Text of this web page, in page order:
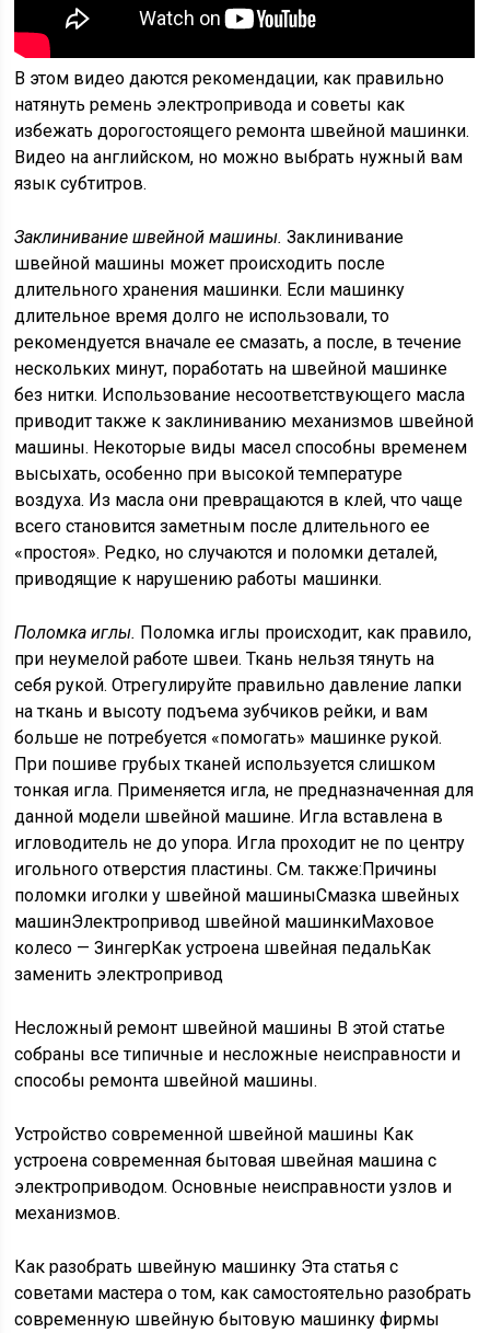
В этом видео даются рекомендации, как правильно
натянуть ремень электропривода и советы как
избежать дорогостоящего ремонта швейной машинки.
Видео на английском, но можно выбрать нужный вам
язык субтитров.
Заклинивание швейной машины. Заклинивание
швейной машины может происходить после
длительного хранения машинки. Если машинку
длительное время долго не использовали, то
рекомендуется вначале ее смазать, а после, в течение
нескольких минут, поработать на швейной машинке
без нитки. Использование несоответствующего масла
приводит также к заклиниванию механизмов швейной
машины. Некоторые виды масел способны временем
высыхать, особенно при высокой температуре
воздуха. Из масла они превращаются в клей, что чаще
всего становится заметным после длительного ее
«простоя». Редко, но случаются и поломки деталей,
приводящие к нарушению работы машинки.
Поломка иглы. Поломка иглы происходит, как правило,
при неумелой работе швеи. Ткань нельзя тянуть на
себя рукой. Отрегулируйте правильно давление лапки
на ткань и высоту подъема зубчиков рейки, и вам
больше не потребуется «помогать» машинке рукой.
При пошиве грубых тканей используется слишком
тонкая игла. Применяется игла, не предназначенная для
данной модели швейной машине. Игла вставлена в
игловодитель не до упора. Игла проходит не по центру
игольного отверстия пластины. См. также:Причины
поломки иголки у швейной машиныСмазка швейных
машинЭлектропривод швейной машинкиМаховое
колесо — ЗингерКак устроена швейная педальКак
заменить электропривод
Несложный ремонт швейной машины В этой статье
собраны все типичные и несложные неисправности и
способы ремонта швейной машины.
Устройство современной швейной машины Как
устроена современная бытовая швейная машина с
электроприводом. Основные неисправности узлов и
механизмов.
Как разобрать швейную машинку Эта статья с
советами мастера о том, как самостоятельно разобрать
современную швейную бытовую машинку фирмы